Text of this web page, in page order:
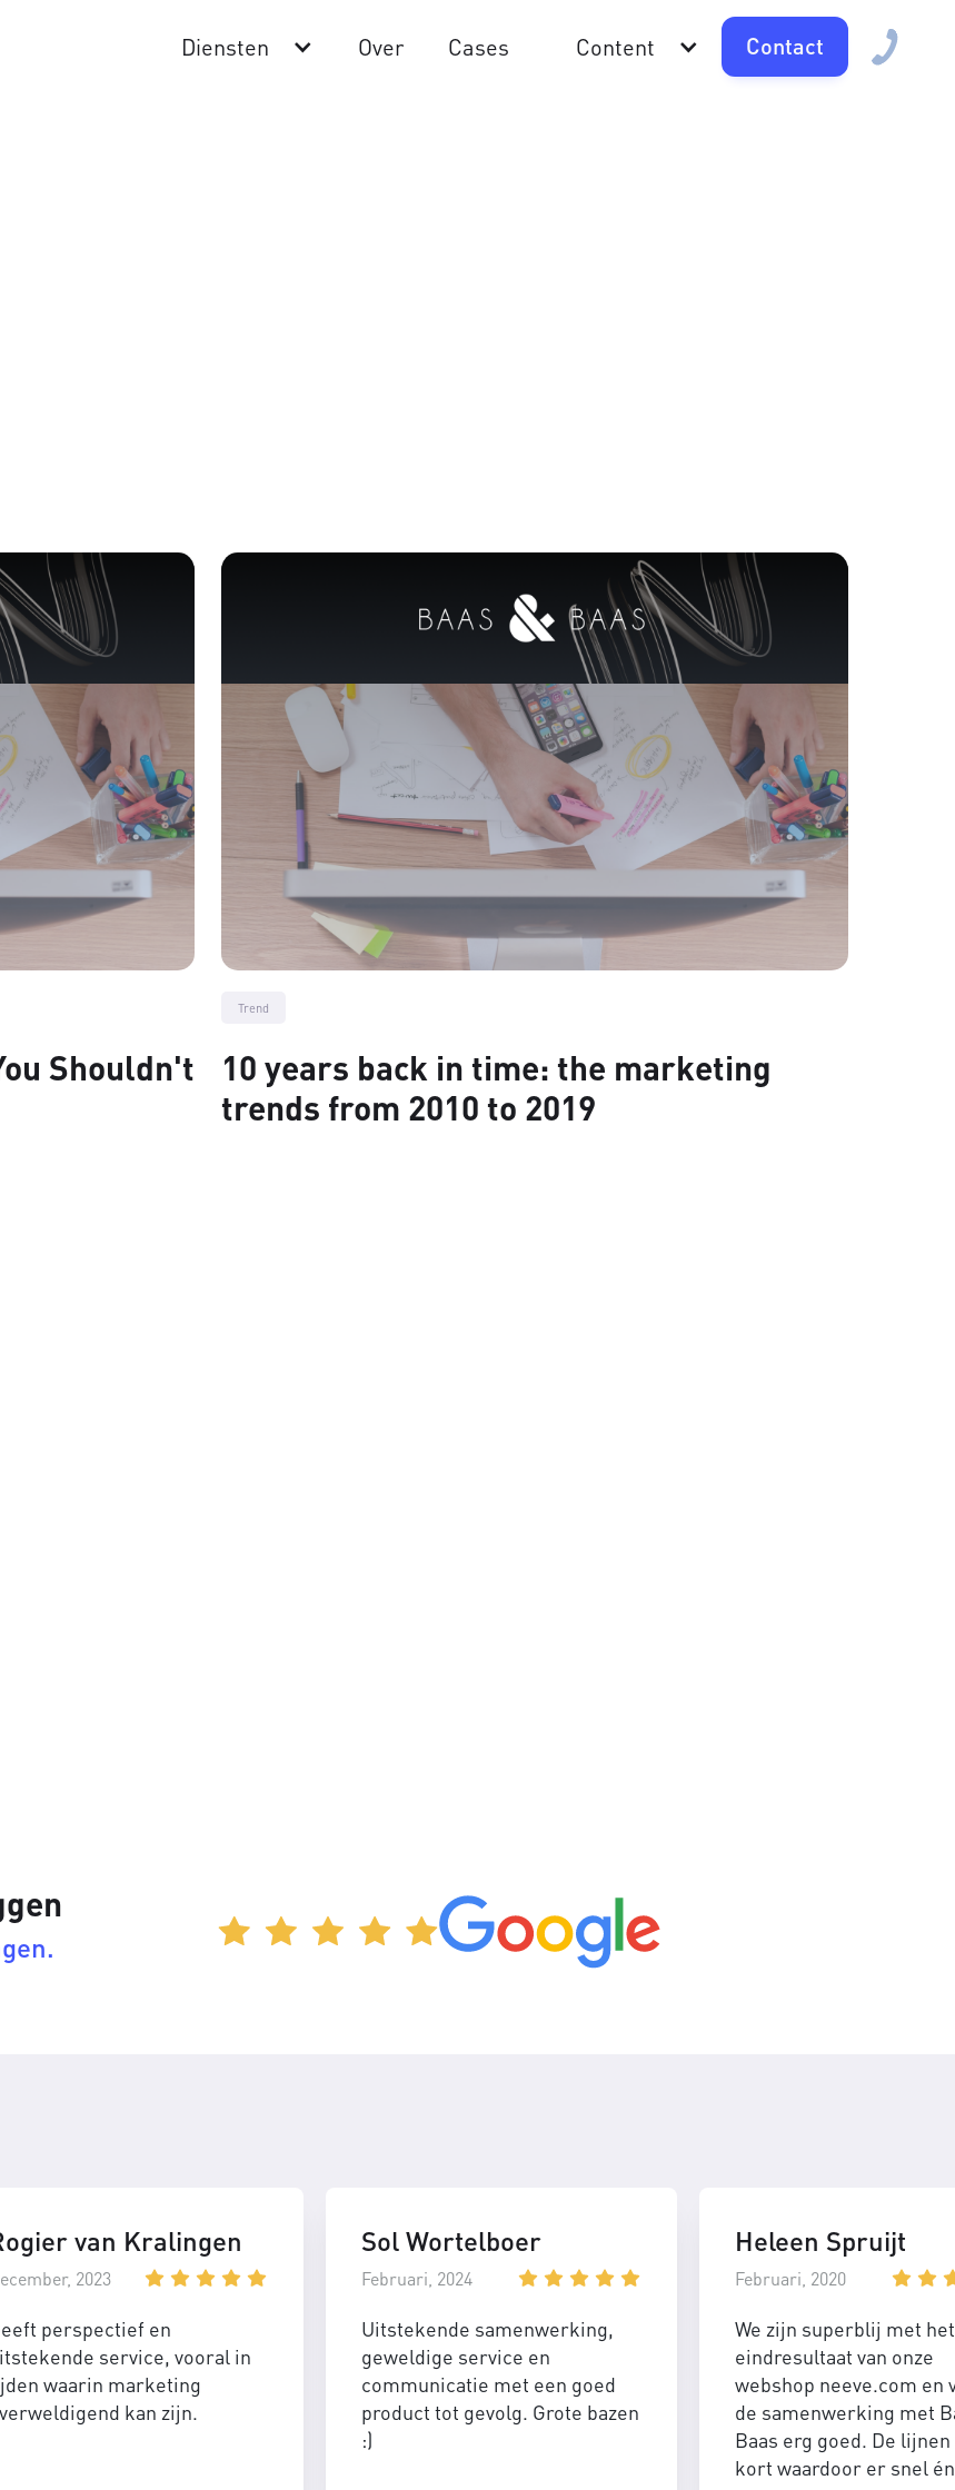
Diensten Over Cases Content Contact
Shouldn't
Trend
10 years back in time: the marketing
trends from 2010 to 2019
van Kralingen
2023
perspectief en
service, vooral in
waarin marketing
kan zijn.
Sol Wortelboer
Februari, 2024
Uitstekende samenwerking,
geweldige service en
communicatie met een goed
product tot gevolg. Grote bazen
:)
Heleen Spruijt
Februari, 2020
We zijn superblij met het
eindresultaat van onze
webshop neeve.com en
de samenwerking met
Baas erg goed. De
kort waardoor er snel én